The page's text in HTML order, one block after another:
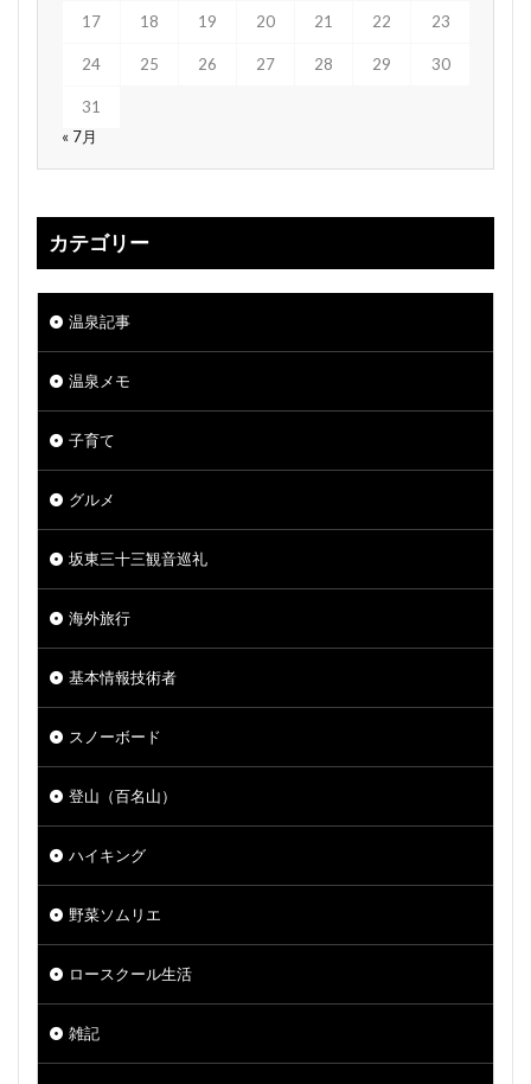
17 18 19 20 21 22 23
24 25 26 27 28 29 30
31
« 7月
カテゴリー
温泉記事
温泉メモ
子育て
グルメ
坂東三十三観音巡礼
海外旅行
基本情報技術者
スノーボード
登山（百名山）
ハイキング
野菜ソムリエ
ロースクール生活
雑記